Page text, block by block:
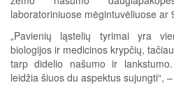
laboratoriniuose mėgintuvėliuose ar
„Pavienių ląstelių tyrimai yra
biologijos ir medicinos krypčių,
tarp didelio našumo ir
leidžia šiuos du aspektus sujungti“,